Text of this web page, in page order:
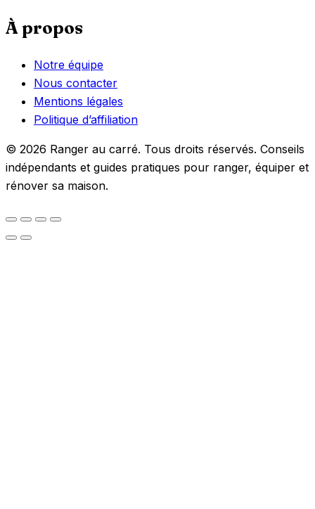
À propos
Notre équipe
Nous contacter
Mentions légales
Politique d’affiliation
© 2026 Ranger au carré. Tous droits réservés. Conseils
indépendants et guides pratiques pour ranger, équiper et
rénover sa maison.